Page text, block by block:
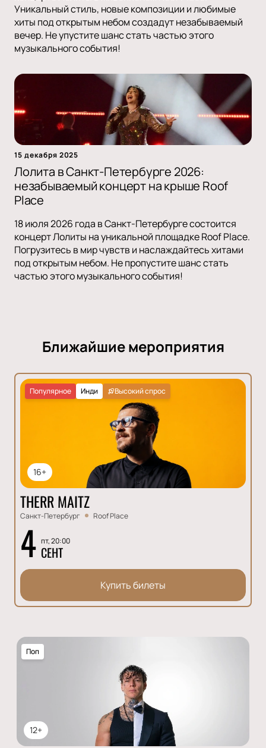
Уникальный стиль, новые композиции и любимые
хиты под открытым небом создадут незабываемый
вечер. Не упустите шанс стать частью этого
музыкального события!
15 декабря 2025
Лолита в Санкт-Петербурге 2026:
незабываемый концерт на крыше Roof
Place
18 июля 2026 года в Санкт-Петербурге состоится
концерт Лолиты на уникальной площадке Roof Place.
Погрузитесь в мир чувств и наслаждайтесь хитами
под открытым небом. Не пропустите шанс стать
частью этого музыкального события!
Ближайшие мероприятия
16+
Инди
Популярное Высокий спрос
THERR MAITZ
Санкт-Петербург Roof Place
4 пт, 20:00
СЕНТ
Купить билеты
12+
Поп